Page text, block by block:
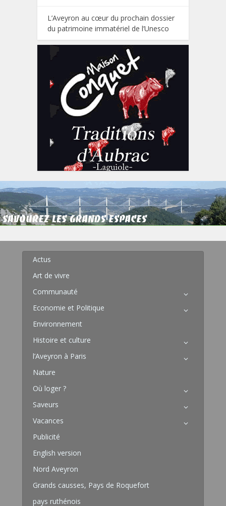
L’Aveyron au cœur du prochain dossier
du patrimoine immatériel de l’Unesco
Actus
Art de vivre
Communauté
Economie et Politique
Environnement
Histoire et culture
l’Aveyron à Paris
Nature
Où loger ?
Saveurs
Vacances
Publicité
English version
Nord Aveyron
Grands causses, Pays de Roquefort
pays ruthénois